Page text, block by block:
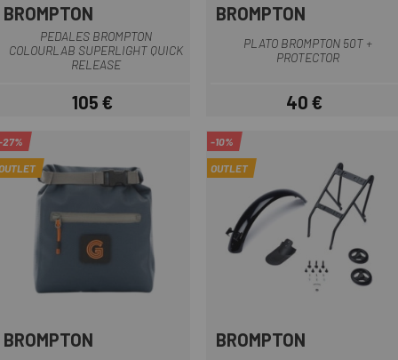
BROMPTON
PEDALES BROMPTON
COLOURLAB SUPERLIGHT QUICK
RELEASE
Precio
105 €
BROMPTON
PLATO BROMPTON 50T +
PROTECTOR
Precio
40 €
BROMPTON
-10%
OUTLET
BROMPTON